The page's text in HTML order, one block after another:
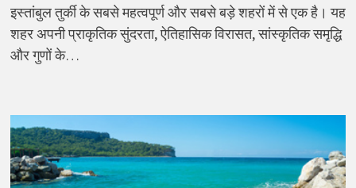
इस्तांबुल तुर्की के सबसे महत्वपूर्ण और सबसे बड़े शहरों में से एक है। यह
शहर अपनी प्राकृतिक सुंदरता, ऐतिहासिक विरासत, सांस्कृतिक समृद्धि
और गुणों के…